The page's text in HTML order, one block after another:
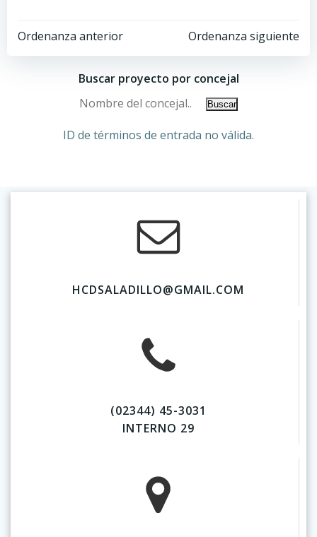
Ordenanza anterior Ordenanza siguiente
Buscar proyecto por concejal
ID de términos de entrada no válida.
HCDSALADILLO@GMAIL.COM
(02344) 45-3031
INTERNO 29